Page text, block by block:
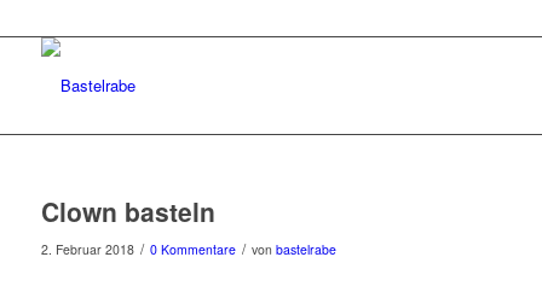
Clown basteln
2. Februar 2018 / 0 Kommentare / von bastelrabe